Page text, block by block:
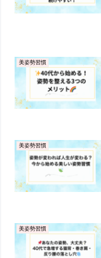
美姿勢習慣
美姿勢習慣
美姿勢習慣